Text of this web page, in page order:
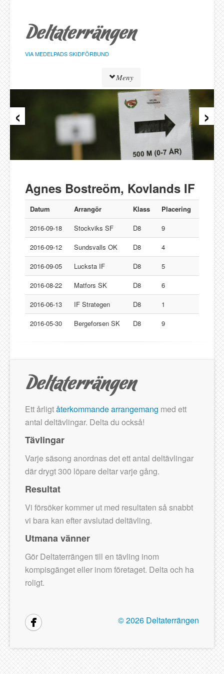
sidans
innehåll
VIA MEDELPADS SKIDFÖRBUND
Meny
Resultat
Föreningar
Bergeforsen SK
IF Strategen
Lucksta IF
Matfors SK
Njurunda SK
Stockviks SF
Sundsvalls OK
Gästbok
‹ ›
Agnes Bostreöm, Kovlands IF
Datum Arrangör Klass
Placering
2016-09-18
Stockviks SF D8
9
2016-09-12
Sundsvalls OK D8
4
2016-09-05
Lucksta IF D8
5
2016-08-22
Matfors SK D8
6
2016-06-13
IF Strategen D8
1
2016-05-30
Bergeforsen SK D8 9
Ett årligtåterkommande arrangemang med ett
antal deltävlingar. Delta du också!
Tävlingar
Varje säsong anordnas det ett antal deltävlingar
där drygt 300 löpare deltar varje gång.
Resultat
Vi försöker kommer ut med resultaten så snabbt
vi bara kan efter avslutad deltävling.
Utmana vänner
Gör Deltaterrängen till en tävling inom
kompisgänget eller inom företaget. Delta och ha
roligt.
©2026 Deltaterrängen